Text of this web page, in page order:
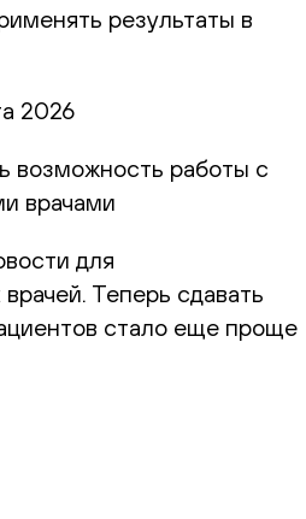
результаты в
2026
возможность работы с
врачами
для
Теперь сдавать
стало еще проще